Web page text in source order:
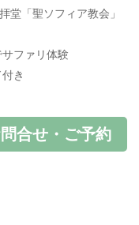
堂「聖ソフィア教会」
ファリ体験
き
合せ・ご予約